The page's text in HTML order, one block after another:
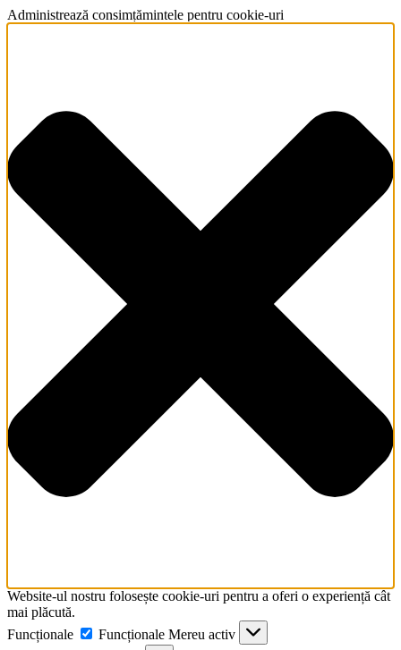
Administrează consimțămintele pentru cookie-uri
Website-ul nostru folosește cookie-uri pentru a oferi o experiență cât
mai plăcută.
Funcționale
Funcționale Mereu activ